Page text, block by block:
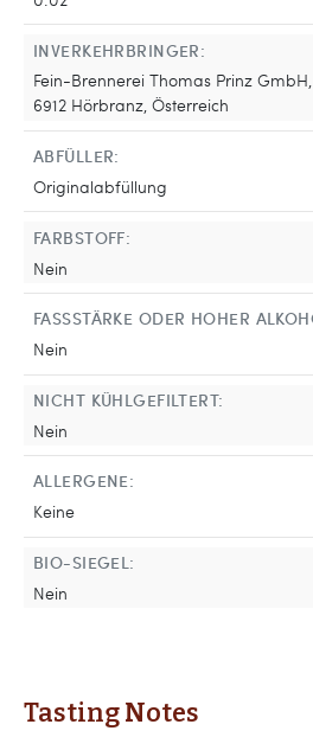
INVERKEHRBRINGER:
Fein-Brennerei Thomas Prinz
6912 Hörbranz, Österreich
ABFÜLLER:
Originalabfüllung
FARBSTOFF:
Nein
FASSSTÄRKE ODER HOHER
Nein
NICHT KÜHLGEFILTERT:
Nein
ALLERGENE:
Keine
BIO-SIEGEL:
Nein
Tasting Notes